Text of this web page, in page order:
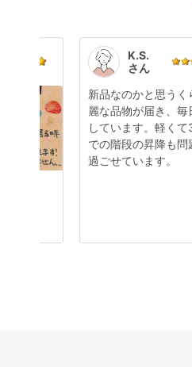
K.S.
さん
新品なのかと思うく
麗な品物が届き、毎
しています。軽くて
での階段の昇降も問
過ごせています。